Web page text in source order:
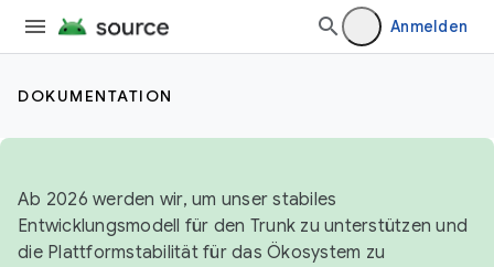
Anmelden
DOKUMENTATION
Ab 2026 werden wir, um unser stabiles
Entwicklungsmodell für den Trunk zu unterstützen und
die Plattformstabilität für das Ökosystem zu